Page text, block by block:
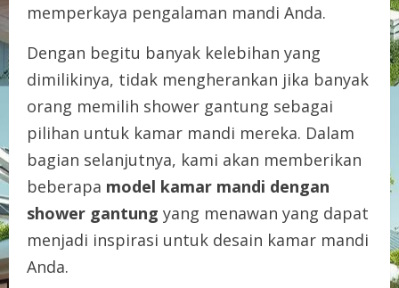
memperkaya pengalaman mandi Anda.
Dengan begitu banyak kelebihan yang
dimilikinya, tidak mengherankan jika banyak
orang memilih shower gantung sebagai
pilihan untuk kamar mandi mereka. Dalam
bagian selanjutnya, kami akan memberikan
beberapa model kamar mandi dengan
shower gantung yang menawan yang dapat
menjadi inspirasi untuk desain kamar mandi
Anda.